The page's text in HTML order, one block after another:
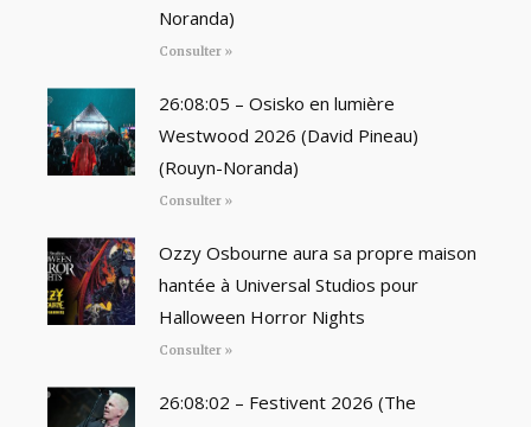
Noranda)
Consulter »
26:08:05 – Osisko en lumière
Westwood 2026 (David Pineau)
(Rouyn-Noranda)
Consulter »
Ozzy Osbourne aura sa propre maison
hantée à Universal Studios pour
Halloween Horror Nights
Consulter »
26:08:02 – Festivent 2026 (The